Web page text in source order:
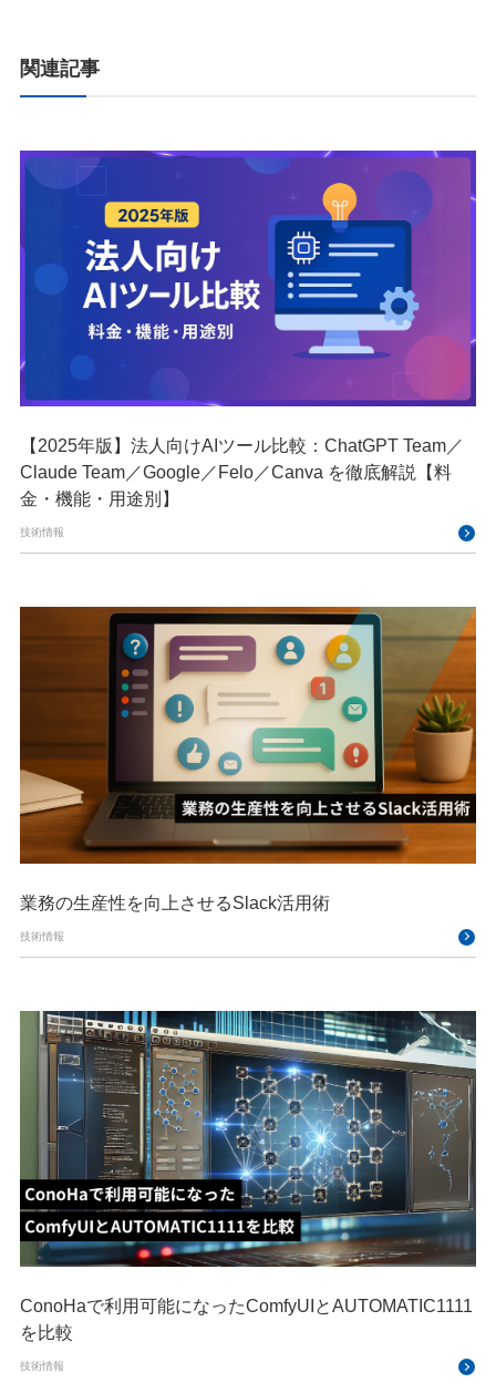
関連記事
【2025年版】法人向けAIツール比較：ChatGPT Team／
Claude Team／Google／Felo／Canva を徹底解説【料
金・機能・用途別】
技術情報
業務の生産性を向上させるSlack活用術
技術情報
ConoHaで利用可能になったComfyUIとAUTOMATIC1111
を比較
技術情報